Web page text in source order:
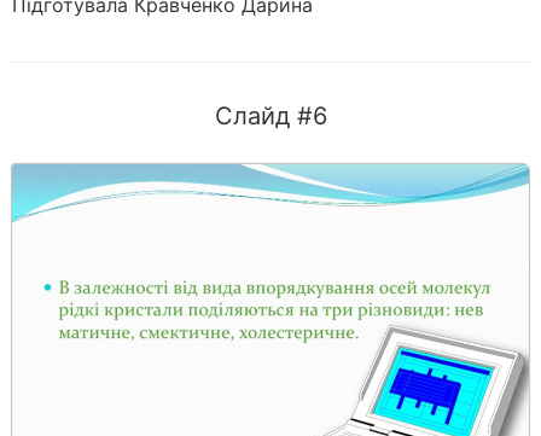
Підготувала Кравченко Дарина
Слайд #6